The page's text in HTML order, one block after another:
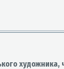
художника,